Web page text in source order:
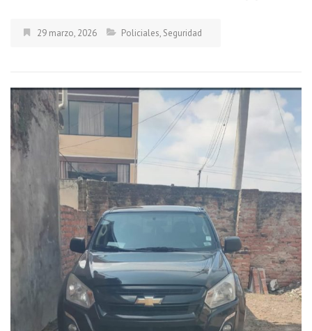
29 marzo, 2026 Policiales, Seguridad